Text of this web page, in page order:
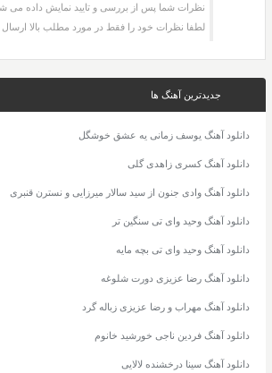
نظرات شما پس از بررسی و تایید نمایش داده می
لطفا نظرات خود را فقط در مورد مطلب بالا ارسال
جدیدترین آهنگ ها
دانلود آهنگ یوسف زمانی یه عشق خوشگل
دانلود آهنگ کسری زاهدی گلی
دانلود آهنگ وادی جنون از سید سالار میرزایی و نسترن قنبری
دانلود آهنگ وحید وای تی سنگین تر
دانلود آهنگ وحید وای تی بچه مایه
دانلود آهنگ رضا عزیزی دورت شلوغه
دانلود آهنگ مهراب و رضا عزیزی زباله گرد
دانلود آهنگ فردین ناجی خورشید خانوم
دانلود آهنگ سینا درخشنده لالایی